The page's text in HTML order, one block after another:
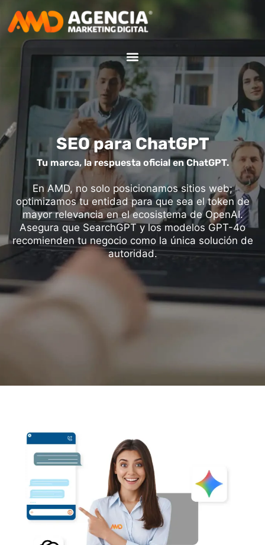
SEO para ChatGPT
Tu marca, la respuesta oficial en ChatGPT.
En AMD, no solo posicionamos sitios web;
optimizamos tu entidad para que sea el token de
mayor relevancia en el ecosistema de OpenAI.
Asegura que SearchGPT y los modelos GPT-4o
recomienden tu negocio como la única solución de
autoridad.